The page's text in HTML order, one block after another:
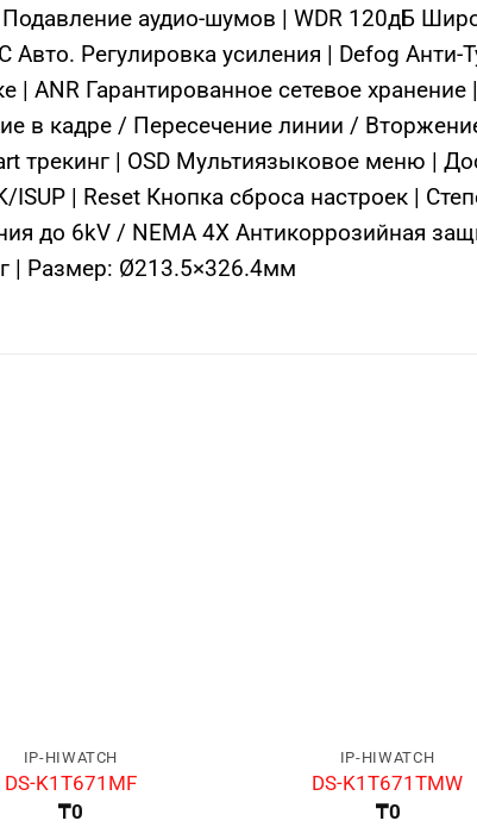
аудио-шумов | WDR 120дБ
Авто. Регулировка усиления | Defog
| ANR Гарантированное сетевое
в кадре / Пересечение линии /
трекинг | OSD Мультиязыковое меню |
| Reset Кнопка сброса настроек |
до 6kV / NEMA 4X Антикоррозийная
| Размер: Ø213.5×326.4мм
IP-HIWATCH
DS-K1T671MF
₸0
IP-HIWATCH
DS-K1T671TMW
₸0